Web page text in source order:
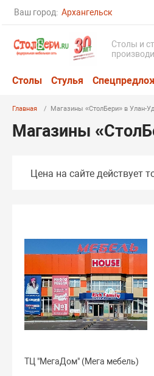
Ваш город: Архангельск
Столы и
Столы Стулья
Главная Магазины «СтолБери» в Улан-
Магазины
Цена на сайте действует
ТЦ "МегаДом" (Мега мебель)